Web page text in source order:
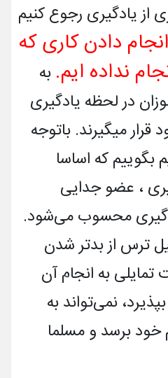
از یادگیری رجوع کنیم
دادن کاری که
نداده ایم. به
در لحظه یادگیری
قرار میگیرند. باتوجه
بگوییم که اساسا
، عضو جدایی
گیری محسوب می‌شود.
ترس از بدتر شدن
به انجام آن
نمی‌تواند به
برسد و مسلما